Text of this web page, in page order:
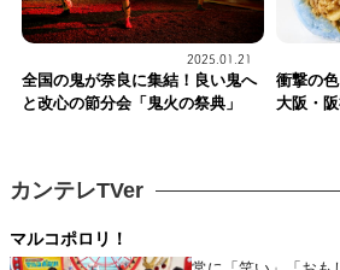
2025.01.21
全国の鬼が奈良に集結！良い鬼へ
と改心の節分会「鬼火の祭典」
衝撃の
大阪・
カンテレTVer
マルコポロリ！